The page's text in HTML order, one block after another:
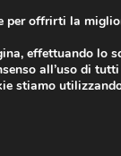
per offrirti la
effettuando lo
all’uso di
stiamo